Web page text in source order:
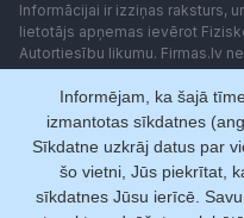
Informācijai ir izziņas raksturs,
lietotājs apņemas ievērot
Autortiesību likumu. Firmas.lv
lēmumiem, kas balstīti uz
izmantot jebkādas
piekļuvei sistēmai bez
redaktore: Ingūna Pempere.
Lietošanas noteikumi
Privātuma
Informējam, ka šajā
izmantotas sīkdatnes
Sīkdatne uzkrāj datus par
šo vietni, Jūs piekrītat,
sīkdatnes Jūsu ierīcē.